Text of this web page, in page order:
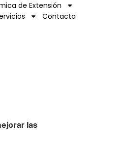
de Extensión
Contacto
las